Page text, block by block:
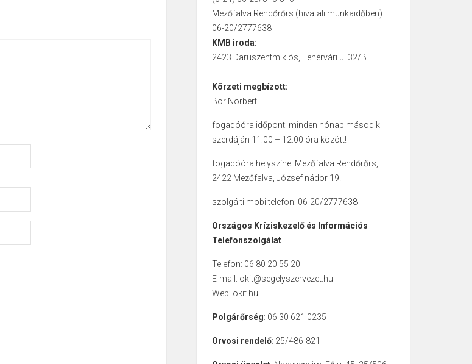
Mezőfalva Rendőrőrs (hivatali munkaidőben)
06-20/2777638
KMB iroda:
2423 Daruszentmiklós, Fehérvári u. 32/B.
Körzeti megbízott:
Bor Norbert
fogadóóra időpont: minden hónap második
szerdáján 11:00 – 12:00 óra között!
fogadóóra helyszíne: Mezőfalva Rendőrőrs,
2422 Mezőfalva, József nádor 19.
szolgálti mobiltelefon: 06-20/2777638
Országos Kríziskezelő és Információs
Telefonszolgálat
Telefon: 06 80 20 55 20
E-mail: okit@segelyszervezet.hu
Web: okit.hu
Polgárőrség: 06 30 621 0235
Orvosi rendelő: 25/486-821